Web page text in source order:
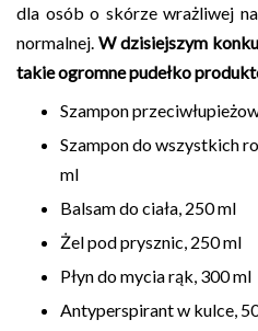
dla osób o skórze wrażliwej
normalnej. W dzisiejszym
takie ogromne pudełko
Szampon
Szampon do wszystkich
ml
Balsam do ciała, 250 ml
Żel pod prysznic, 250 ml
Płyn do mycia rąk, 300 ml
Antyperspirant w kulce,